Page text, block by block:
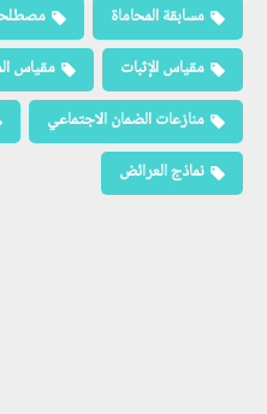
مسابقة المحاماة
مقياس الإثبات
مقياس
منازعات الضمان الاجتماعي
نماذج العرائض